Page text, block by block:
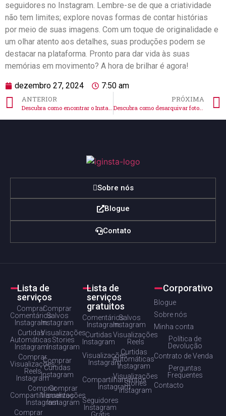
seguidores no Instagram. Lembre-se de que a criatividade
não tem limites; ⁣explore novas‌ formas de contar histórias
por​ meio de⁣ suas⁤ imagens. Com um toque de originalidade e
um olhar atento ​aos ⁢detalhes,⁢ suas⁤ produções podem ⁤se
destacar na plataforma. Pronto‌ para‌ dar vida às suas⁢
memórias‌ em ​movimento? A hora​ de brilhar é‍ agora!
dezembro 27, 2024 7:50 am
ANTERIOR PRÓXIMA
Descubra como desarquivar fotos no Instagram facilmente!
Sobre nós
Blogue
Contato
Lista de
serviços
Comprar
Comentários
Instagram
Comprar
Salvos
Instagram
Curtidas
Automáticas
Instagram
Visualizações
Stories
Instagram
Comprar
Visualizações
Reels
Instagram
Comprar
Curtidas
Instagram
Comprar
Compartilhamentos
Instagram
Comprar
Visualizações
Instagram
Comprar
Lista de
serviços
gratuitos
Comentários
Instagram
Salvos
Instagram
Curtidas
Instagram
Visualizações
Reels
Visualizações
Instagram
Curtidas
Automáticas
Instagram
Compartilhamentos
Instagram
Visualizações
Stories
Instagram
Seguidores
Instagram
Corporativo
Blogue
Sobre nós
Minha conta
Política de
Devolução
Contrato de Venda
Perguntas
Frequentes
Contacto